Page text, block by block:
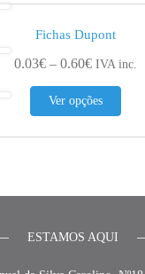
The options may be
Fichas Dupont
0.03€ – 0.60€Price
IVA inc.
Ver opções
This
ESTAMOS AQUI